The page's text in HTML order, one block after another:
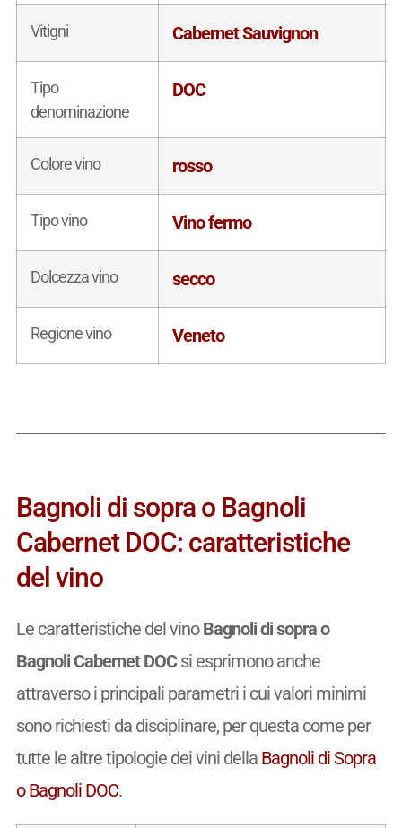
Vitigni Cabernet Sauvignon
Tipo
denominazione
DOC
Colore vino rosso
Tipo vino Vino fermo
Dolcezza vino secco
Regione vino Veneto
Bagnoli di sopra o Bagnoli
Cabernet DOC: caratteristiche
del vino
Le caratteristiche del vinoBagnoli di sopra o
Bagnoli Cabernet DOCsi esprimono anche
attraverso i principali parametri i cui valori minimi
sono richiesti da disciplinare, per questa come per
tutte le altre tipologie dei vini della Bagnoli di Sopra
o Bagnoli DOC.